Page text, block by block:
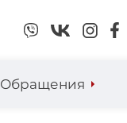
Обращения